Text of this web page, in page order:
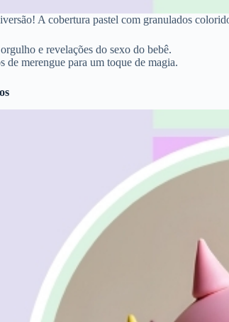
A cobertura pastel com granulados
e revelações do sexo do bebê.
merengue para um toque de magia.